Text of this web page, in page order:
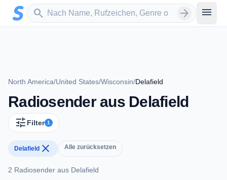
Zum Hauptinhalt springen
search
Sender suchen arrow_forward menu
North America/United States/Wisconsin/Delafield
Radiosender aus Delafield
tune Filter 1
Delafield close Alle zurücksetzen
2 Radiosender aus Delafield